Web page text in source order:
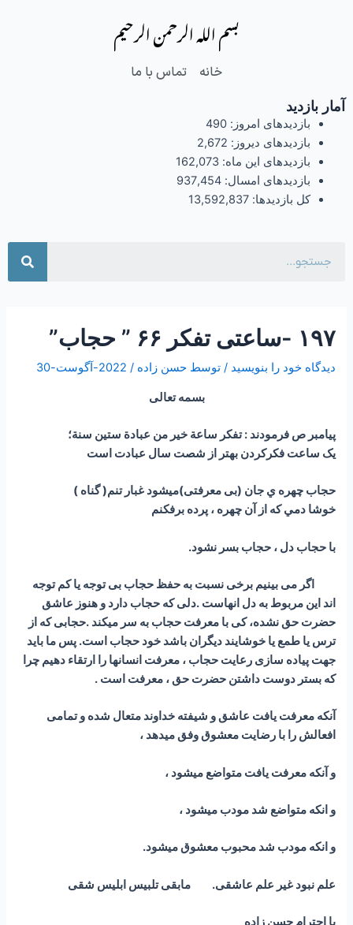
بسم الله الرحمن الرحیم
خانه تماس با ما
آمار بازدید
بازدیدهای امروز: 490
بازدیدهای دیروز: 2,672
بازدیدهای این ماه: 162,073
بازدیدهای امسال: 937,454
کل بازدیدها: 13,592,837
۱۹۷ -ساعتی تفکر ۶۶ ” حجاب”
دیدگاه‌ خود را بنویسید / توسطحسن زاده/ 2022-آگوست-30
بسمه تعالی
پیامبر ص فرمودند : تفكر ساعة خير من عبادة ستين سنة؛
یک ساعت فکرکردن بهتر از شصت سال عبادت است
حجاب چهره ي جان (بی معرفتی)ميشود غبار تنم( گناه )
خوشا دمي كه از آن چهره ، پرده برفكنم
با حجاب دل ، حجاب بسر نشود.
اگر می بینیم برخی نسبت به حفظ حجاب بی توجه یا کم توجه
اند این مربوط به دل انهاست .دلی که حجاب دارد و هنوز عاشق
حضرت حق نشده، کی با معرفت حجاب به سر میکند .حجابی که از
ترس یا طمع یا خوشایند دیگران باشد خود حجاب است. پس ما باید
جهت پیاده سازی رعایت حجاب ، معرفت انسانها را ارتقاء دهیم چرا
که بستر دوست داشتن حضرت حق ، معرفت است .
آنکه معرفت یافت عاشق و شیفته خداوند متعال شده و تمامی
افعالش را با رضایت معشوق وفق میدهد ،
و آنکه معرفت یافت متواضع میشود ،
و انکه متواضع شد مودب میشود ،
و انکه مودب شد محبوب معشوق میشود.
علم نبود غیر علم عاشقی.مابقی تلبیس ابلیس شقی
با احترام حسن زاده